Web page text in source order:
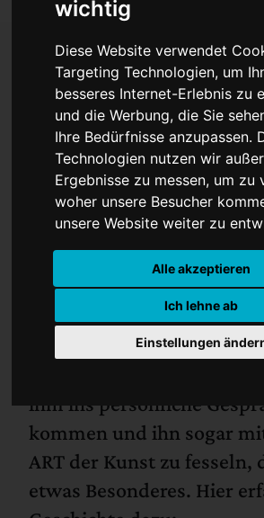
wichtig
Diese Website verwendet
Targeting Technologien, um
besseres Internet-Erlebnis zu
und die Werbung, die Sie
Ihre Bedürfnisse anzupassen.
Technologien nutzen wir
Ergebnisse zu messen, um zu
woher unsere Besucher
unsere Website weiter zu
Alle akzeptieren
Ich lehne ab
Einstellungen
Innenminister
Klebeband
Einen Innenminister zu
ihm ins persönliche
kommen und ihn sogar
ART der Kunst zu fesseln,
etwas Besonderes. Hier